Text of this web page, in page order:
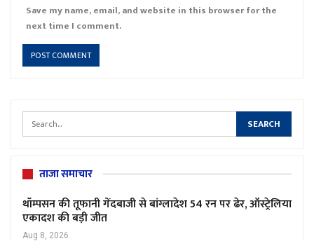
Save my name, email, and website in this browser for the
next time I comment.
ताजा समाचार
थॉम्पसन की तूफानी गेंदबाजी से बांग्लादेश 54 रन पर ढेर, ऑस्ट्रेलिया
एकादश की बड़ी जीत
Aug 8, 2026